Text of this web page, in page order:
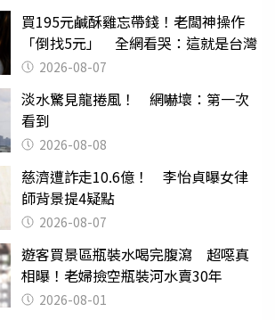
買195元鹹酥雞忘帶錢！老闆神操作
「倒找5元」 全網看哭：這就是台灣
2026-08-07
淡水驚見龍捲風！ 網嚇壞：第一次
看到
2026-08-08
慈濟遭詐走10.6億！ 李怡貞曝女律
師背景提4疑點
2026-08-07
遊客買景區瓶裝水喝完腹瀉 超噁真
相曝！老婦撿空瓶裝河水賣30年
2026-08-01